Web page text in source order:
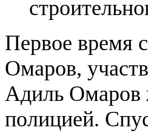
Первое время
Омаров,
Адиль Омаров
полицией.